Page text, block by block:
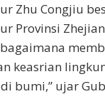
Zhu Congjiu
Provinsi
keasrian
bumi,” ujar